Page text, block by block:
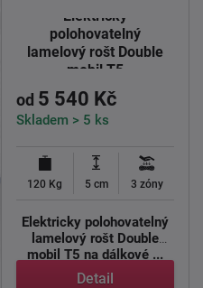
Elektricky
polohovatelný
lamelový rošt Double
mobil T5
od 5 540 Kč
Skladem > 5 ks
120 Kg 5 cm 3 zóny
Elektricky polohovatelný
lamelový rošt Double
mobil T5 na dálkové ...
Detail